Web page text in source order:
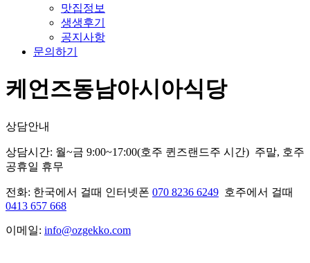
맛집정보
생생후기
공지사항
문의하기
케언즈동남아시아식당
상담안내
상담시간: 월~금 9:00~17:00(호주 퀸즈랜드주 시간) 주말, 호주
공휴일 휴무
전화: 한국에서 걸때 인터넷폰 070 8236 6249 호주에서 걸때
0413 657 668
이메일: info@ozgekko.com